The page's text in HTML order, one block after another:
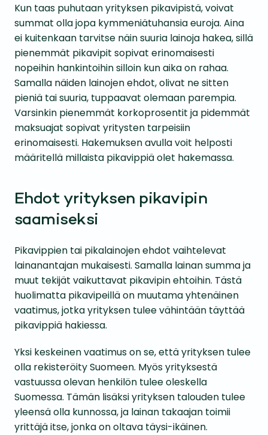
Kun taas puhutaan yrityksen pikavipistä, voivat
summat olla jopa kymmeniätuhansia euroja. Aina
ei kuitenkaan tarvitse näin suuria lainoja hakea, sillä
pienemmät pikavipit sopivat erinomaisesti
nopeihin hankintoihin silloin kun aika on rahaa.
Samalla näiden lainojen ehdot, olivat ne sitten
pieniä tai suuria, tuppaavat olemaan parempia.
Varsinkin pienemmät korkoprosentit ja pidemmät
maksuajat sopivat yritysten tarpeisiin
erinomaisesti. Hakemuksen avulla voit helposti
määritellä millaista pikavippiä olet hakemassa.
Ehdot yrityksen pikavipin
saamiseksi
Pikavippien tai pikalainojen ehdot vaihtelevat
lainanantajan mukaisesti. Samalla lainan summa ja
muut tekijät vaikuttavat pikavipin ehtoihin. Tästä
huolimatta pikavipeillä on muutama yhtenäinen
vaatimus, jotka yrityksen tulee vähintään täyttää
pikavippiä hakiessa.
Yksi keskeinen vaatimus on se, että yrityksen tulee
olla rekisteröity Suomeen. Myös yrityksestä
vastuussa olevan henkilön tulee oleskella
Suomessa. Tämän lisäksi yrityksen talouden tulee
yleensä olla kunnossa, ja lainan takaajan toimii
yrittäjä itse, jonka on oltava täysi-ikäinen.